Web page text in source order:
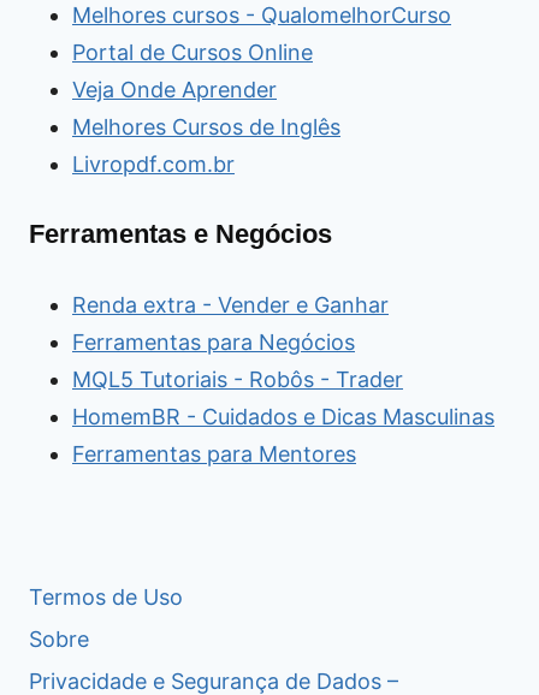
Melhores cursos - QualomelhorCurso
Portal de Cursos Online
Veja Onde Aprender
Melhores Cursos de Inglês
Livropdf.com.br
Ferramentas e Negócios
Renda extra - Vender e Ganhar
Ferramentas para Negócios
MQL5 Tutoriais - Robôs - Trader
HomemBR - Cuidados e Dicas Masculinas
Ferramentas para Mentores
Termos de Uso
Sobre
Privacidade e Segurança de Dados –